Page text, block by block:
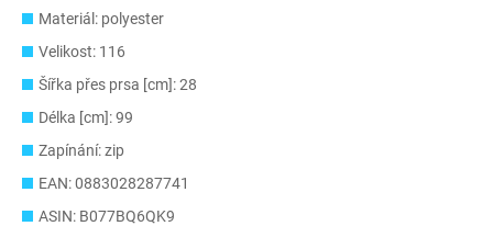
Materiál: polyester
Velikost: 116
Šířka přes prsa [cm]: 28
Délka [cm]: 99
Zapínání: zip
EAN: 0883028287741
ASIN: B077BQ6QK9